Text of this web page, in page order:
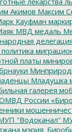
Акимов Максим
Кауфман
МВД медаль
платы
Младушка
галерея
России
"Водоканал"